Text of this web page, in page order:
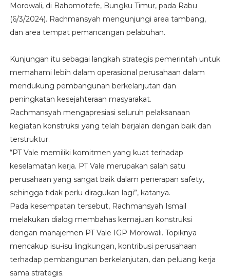
Morowali, di Bahomotefe, Bungku Timur, pada Rabu
(6/3/2024). Rachmansyah mengunjungi area tambang,
dan area tempat pemancangan pelabuhan.
Kunjungan itu sebagai langkah strategis pemerintah untuk
memahami lebih dalam operasional perusahaan dalam
mendukung pembangunan berkelanjutan dan
peningkatan kesejahteraan masyarakat.
Rachmansyah mengapresiasi seluruh pelaksanaan
kegiatan konstruksi yang telah berjalan dengan baik dan
terstruktur.
“PT Vale memiliki komitmen yang kuat terhadap
keselamatan kerja. PT Vale merupakan salah satu
perusahaan yang sangat baik dalam penerapan safety,
sehingga tidak perlu diragukan lagi”, katanya.
Pada kesempatan tersebut, Rachmansyah Ismail
melakukan dialog membahas kemajuan konstruksi
dengan manajemen PT Vale IGP Morowali. Topiknya
mencakup isu-isu lingkungan, kontribusi perusahaan
terhadap pembangunan berkelanjutan, dan peluang kerja
sama strategis.